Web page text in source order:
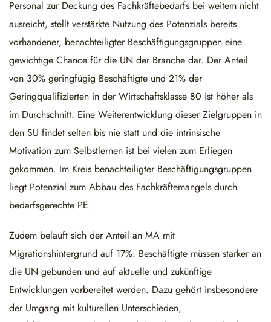
Personal zur Deckung des Fachkräftebedarfs bei weitem nicht
ausreicht, stellt verstärkte Nutzung des Potenzials bereits
vorhandener, benachteiligter Beschäftigungsgruppen eine
gewichtige Chance für die UN der Branche dar. Der Anteil
von 30% geringfügig Beschäftigte und 21% der
Geringqualifizierten in der Wirtschaftsklasse 80 ist höher als
im Durchschnitt. Eine Weiterentwicklung dieser Zielgruppen in
den SU findet selten bis nie statt und die intrinsische
Motivation zum Selbstlernen ist bei vielen zum Erliegen
gekommen. Im Kreis benachteiligter Beschäftigungsgruppen
liegt Potenzial zum Abbau des Fachkräftemangels durch
bedarfsgerechte PE.
Zudem beläuft sich der Anteil an MA mit
Migrationshintergrund auf 17%. Beschäftigte müssen stärker an
die UN gebunden und auf aktuelle und zukünftige
Entwicklungen vorbereitet werden. Dazu gehört insbesondere
der Umgang mit kulturellen Unterschieden,